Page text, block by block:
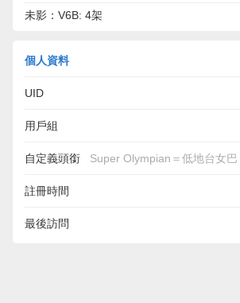
未影：V6B: 4架
個人資料
UID
用戶組
自定義頭銜 Super Olympian＝低地台女
註冊時間
最後訪問